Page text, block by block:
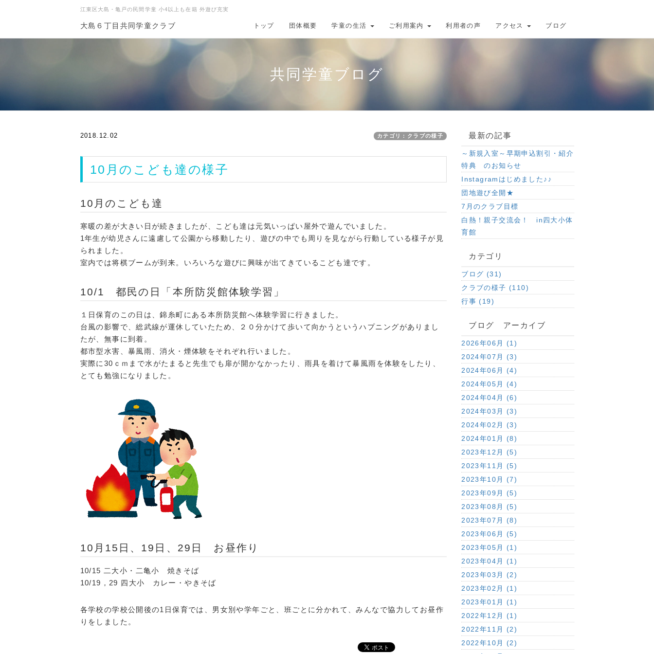
江東区大島・亀戸の民間学童 小4以上も在籍 外遊び充実
大島６丁目共同学童クラブ トップ 団体概要 学童の生活 ご利用案内 利用者の声 アクセス ブログ
共同学童ブログ
2018.12.02 カテゴリ：クラブの様子
10月のこども達の様子
10月のこども達
寒暖の差が大きい日が続きましたが、こども達は元気いっぱい屋外で遊んでいました。
1年生が幼児さんに遠慮して公園から移動したり、遊びの中でも周りを見ながら行動している様子が見
られました。
室内では将棋ブームが到来。いろいろな遊びに興味が出てきているこども達です。
10/1 都民の日「本所防災館体験学習」
１日保育のこの日は、錦糸町にある本所防災館へ体験学習に行きました。
台風の影響で、総武線が運休していたため、２０分かけて歩いて向かうというハプニングがありまし
たが、無事に到着。
都市型水害、暴風雨、消火・煙体験をそれぞれ行いました。
実際に30ｃｍまで水がたまると先生でも扉が開かなかったり、雨具を着けて暴風雨を体験をしたり、
とても勉強になりました。
10月15日、19日、29日 お昼作り
10/15 二大小・二亀小 焼きそば
10/19，29 四大小 カレー・やきそば
各学校の学校公開後の1日保育では、男女別や学年ごと、班ごとに分かれて、みんなで協力してお昼作
りをしました。
最新の記事
～新規入室～早期申込割引・紹介
特典 のお知らせ
Instagramはじめました♪♪
団地遊び全開★
7月のクラブ目標
白熱！親子交流会！ in四大小体
育館
カテゴリ
ブログ (31)
クラブの様子 (110)
行事 (19)
ブログ アーカイブ
2026年06月 (1)
2024年07月 (3)
2024年06月 (4)
2024年05月 (4)
2024年04月 (6)
2024年03月 (3)
2024年02月 (3)
2024年01月 (8)
2023年12月 (5)
2023年11月 (5)
2023年10月 (7)
2023年09月 (5)
2023年08月 (5)
2023年07月 (8)
2023年06月 (5)
2023年05月 (1)
2023年04月 (1)
2023年03月 (2)
2023年02月 (1)
2023年01月 (1)
2022年12月 (1)
2022年11月 (2)
2022年10月 (2)